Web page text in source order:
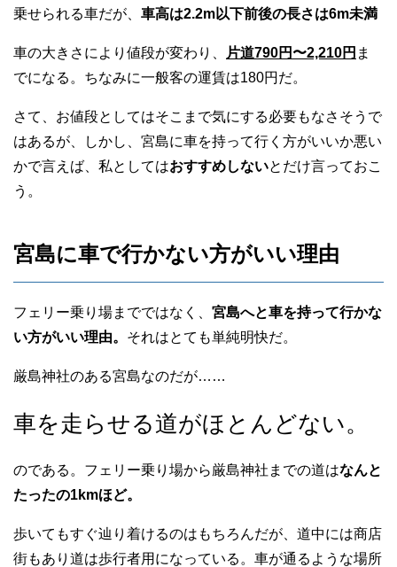
乗せられる車だが、 車高は2.2m以下前後の長さは6m未満
車の大きさにより値段が変わり、 片道790円〜2,210円 ま
でになる。ちなみに一般客の運賃は180円だ。
さて、お値段としてはそこまで気にする必要もなさそうで
はあるが、しかし、宮島に車を持って行く方がいいか悪い
かで言えば、私としてはおすすめしないとだけ言っておこ
う。
宮島に車で行かない方がいい理由
フェリー乗り場までではなく、 宮島へと車を持って行かな
い方がいい理由。 それはとても単純明快だ。
厳島神社のある宮島なのだが……
車を走らせる道がほとんどない。
のである。フェリー乗り場から厳島神社までの道はなんと
たったの1kmほど。
歩いてもすぐ辿り着けるのはもちろんだが、道中には商店
街もあり道は歩行者用になっている。車が通るような場所